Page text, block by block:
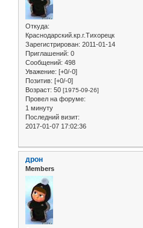
Откуда:
Краснодарский.кр.г.Тихорецк
Зарегистрирован: 2011-01-14
Приглашений: 0
Сообщений: 498
Уважение: [+0/-0]
Позитив: [+0/-0]
Возраст: 50 [1975-09-26]
Провел на форуме:
1 минуту
Последний визит:
2017-01-07 17:02:36
дрон
Members